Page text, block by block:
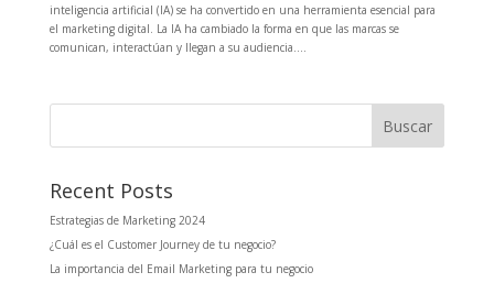
inteligencia artificial (IA) se ha convertido en una herramienta esencial para
el marketing digital. La IA ha cambiado la forma en que las marcas se
comunican, interactúan y llegan a su audiencia....
Buscar
Recent Posts
Estrategias de Marketing 2024
¿Cuál es el Customer Journey de tu negocio?
La importancia del Email Marketing para tu negocio